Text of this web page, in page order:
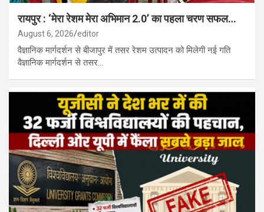
रायपुर : ‘मेरा रेशम मेरा अभिमान 2.0’ का पहला चरण सफल…
August 6, 2026 editor
वैज्ञानिक मार्गदर्शन से बीजापुर में तसर रेशम उत्पादन को मिलेगी नई गति
वैज्ञानिक मार्गदर्शन से तसर…